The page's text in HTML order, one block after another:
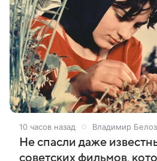
10 часов назад Владимир
Не спасли даже
советских фильмов,